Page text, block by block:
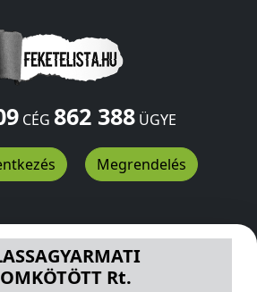
CÉG 862 388ÜGYE
Megrendelés
FINOMKÖTÖTT Rt.
Horváth Endre u
Rt.